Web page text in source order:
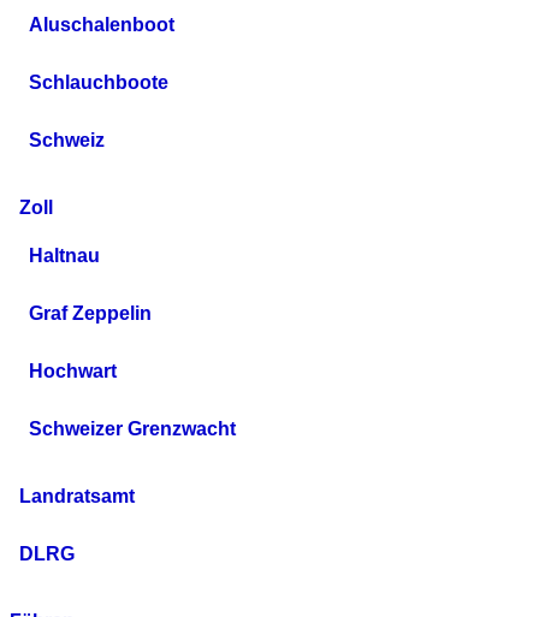
Aluschalenboot
Schlauchboote
Schweiz
Zoll
Haltnau
Graf Zeppelin
Hochwart
Schweizer Grenzwacht
Landratsamt
DLRG